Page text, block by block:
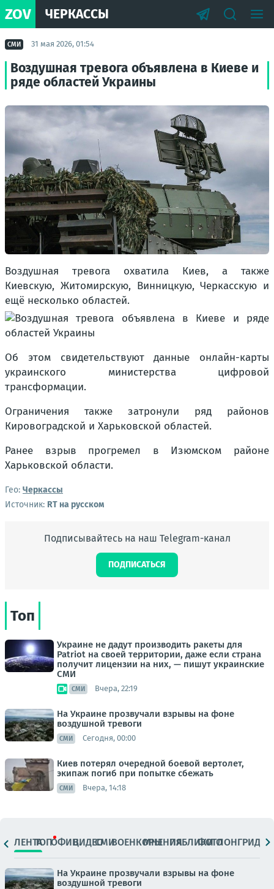
ZOV ЧЕРКАССЫ
СМИ 31 мая 2026, 01:54
Воздушная тревога объявлена в Киеве и
ряде областей Украины
Воздушная тревога охватила Киев, а также
Киевскую, Житомирскую, Винницкую, Черкасскую и
ещё несколько областей.
Об этом свидетельствуют данные онлайн-карты
украинского министерства цифровой
трансформации.
Ограничения также затронули ряд районов
Кировоградской и Харьковской областей.
Ранее взрыв прогремел в Изюмском районе
Харьковской области.
Гео: Черкассы
Источник: RT на русском
Подписывайтесь на наш Telegram-канал
ПОДПИСАТЬСЯ
Топ
Украине не дадут производить ракеты для
Patriot на своей территории, даже если страна
получит лицензии на них, — пишут украинские
СМИ
СМИ Вчера, 22:19
На Украине прозвучали взрывы на фоне
воздушной тревоги
СМИ Сегодня, 00:00
Киев потерял очередной боевой вертолет,
экипаж погиб при попытке сбежать
СМИ Вчера, 14:18
ЛЕНТАТОПОФИЦ.ВИДЕОСМИВОЕНКОРЫМНЕНИЯПАБЛИКИ
ФОТОЛОНГРИДЫ
На Украине прозвучали взрывы на фоне
воздушной тревоги